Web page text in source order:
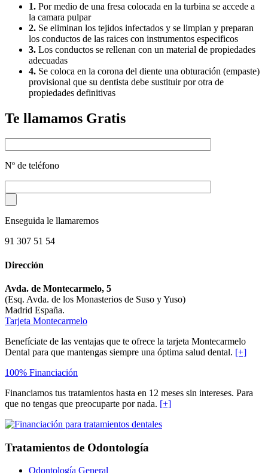
1. Por medio de una fresa colocada en la turbina se accede a
la camara pulpar
2. Se eliminan los tejidos infectados y se limpian y preparan
los conductos de las raices con instrumentos especificos
3. Los conductos se rellenan con un material de propiedades
adecuadas
4. Se coloca en la corona del diente una obturación (empaste)
provisional que su dentista debe sustituir por otra de
propiedades definitivas
Te llamamos Gratis
Nº de teléfono
Enseguida le llamaremos
91 307 51 54
Dirección
Avda. de Montecarmelo, 5
(Esq. Avda. de los Monasterios de Suso y Yuso)
Madrid España.
Tarjeta Montecarmelo
Benefíciate de las ventajas que te ofrece la tarjeta Montecarmelo
Dental para que mantengas siempre una óptima salud dental. [+]
100% Financiación
Financiamos tus tratamientos hasta en 12 meses sin intereses. Para
que no tengas que preocuparte por nada. [+]
Tratamientos de Odontología
Odontología General